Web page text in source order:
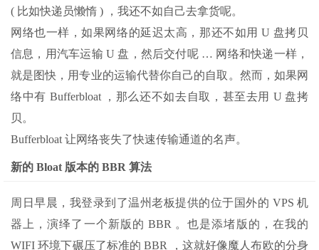
( 比如快递员懒惰 ) ，我还不如自己去拿货呢。
网络也一样，如果网络的延迟太高，那还不如用 U 盘拷贝
信息，用汽车运输 U 盘，然后交付呢 … 网络和快递一样，
就是图快，用专业的运输代替你自己的自取。然而，如果网
络中有 Bufferbloat ，那么还不如去自取，甚至去用 U 盘拷
贝。
Bufferbloat 让网络丧失了快速传输通道的名声。
新的 Bloat 版本的 BBR 算法
周日早晨，我登录到了温州老板提供的位于国外的 VPS 机
器上，演绎了一个新版的 BBR 。也是添堵版的，在我的
WIFI 环境下碾压了标准的 BBR ，这就好像魔人布欧的分身